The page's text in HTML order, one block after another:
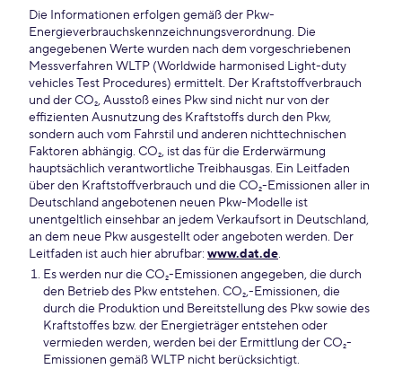
Die Informationen erfolgen gemäß der Pkw-
Energieverbrauchskennzeichnungsverordnung. Die
angegebenen Werte wurden nach dem vorgeschriebenen
Messverfahren WLTP (Worldwide harmonised Light-duty
vehicles Test Procedures) ermittelt. Der Kraftstoffverbrauch
und der CO₂, Ausstoß eines Pkw sind nicht nur von der
effizienten Ausnutzung des Kraftstoffs durch den Pkw,
sondern auch vom Fahrstil und anderen nichttechnischen
Faktoren abhängig. CO₂, ist das für die Erderwärmung
hauptsächlich verantwortliche Treibhausgas. Ein Leitfaden
über den Kraftstoffverbrauch und die CO₂-Emissionen aller in
Deutschland angebotenen neuen Pkw-Modelle ist
unentgeltlich einsehbar an jedem Verkaufsort in Deutschland,
an dem neue Pkw ausgestellt oder angeboten werden. Der
Leitfaden ist auch hier abrufbar: www.dat.de.
Es werden nur die CO₂-Emissionen angegeben, die durch
den Betrieb des Pkw entstehen. CO₂,-Emissionen, die
durch die Produktion und Bereitstellung des Pkw sowie des
Kraftstoffes bzw. der Energieträger entstehen oder
vermieden werden, werden bei der Ermittlung der CO₂-
Emissionen gemäß WLTP nicht berücksichtigt.